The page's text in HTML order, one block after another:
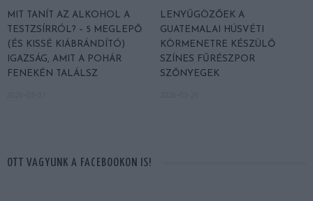
MIT TANÍT AZ ALKOHOL A
TESTZSÍRRÓL? – 5 MEGLEPŐ
(ÉS KISSÉ KIÁBRÁNDÍTÓ)
IGAZSÁG, AMIT A POHÁR
FENEKÉN TALÁLSZ
LENYŰGÖZŐEK A
GUATEMALAI HÚSVÉTI
KÖRMENETRE KÉSZÜLŐ
SZÍNES FŰRÉSZPOR
SZŐNYEGEK
OTT VAGYUNK A FACEBOOKON IS!